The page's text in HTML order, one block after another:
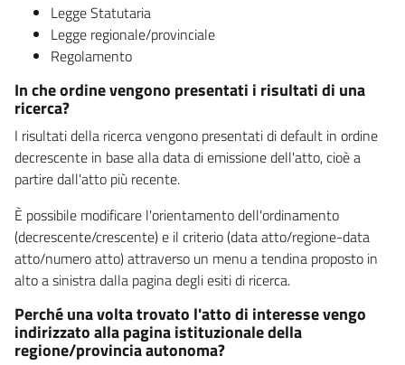
Legge Statutaria
Legge regionale/provinciale
Regolamento
In che ordine vengono presentati i risultati di una
ricerca?
I risultati della ricerca vengono presentati di default in ordine
decrescente in base alla data di emissione dell'atto, cioè a
partire dall'atto più recente.
È possibile modificare l'orientamento dell'ordinamento
(decrescente/crescente) e il criterio (data atto/regione-data
atto/numero atto) attraverso un menu a tendina proposto in
alto a sinistra dalla pagina degli esiti di ricerca.
Perché una volta trovato l'atto di interesse vengo
indirizzato alla pagina istituzionale della
regione/provincia autonoma?